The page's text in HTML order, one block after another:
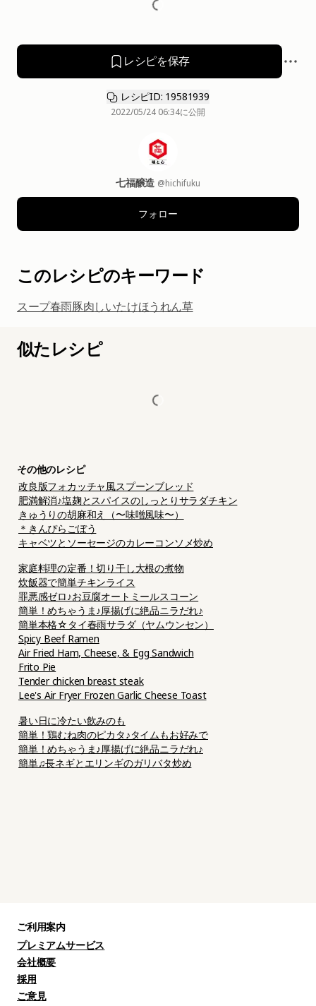
レシピを保存
レシピID: 19581939
七福醸造 @hichifuku
2022/05/24 06:34に公開
フォロー
このレシピのキーワード
スープ春雨豚肉しいたけほうれん草
似たレシピ
その他のレシピ
改良版フォカッチャ風スプーンブレッド
肥満解消♪塩麹とスパイスのしっとりサラダチキン
きゅうりの胡麻和え（〜味噌風味〜）
＊きんぴらごぼう
キャベツとソーセージのカレーコンソメ炒め
家庭料理の定番！切り干し大根の煮物
炊飯器で簡単チキンライス
罪悪感ゼロ♪お豆腐オートミールスコーン
簡単！めちゃうま♪厚揚げに絶品ニラだれ♪
簡単本格☆タイ春雨サラダ（ヤムウンセン）
Spicy Beef Ramen
Air Fried Ham, Cheese, & Egg Sandwich
Frito Pie
Tender chicken breast steak
Lee's Air Fryer Frozen Garlic Cheese Toast
暑い日に冷たい飲みのも
簡単！鶏むね肉のピカタ♪タイムもお好みで
簡単！めちゃうま♪厚揚げに絶品ニラだれ♪
簡単♫長ネギとエリンギのガリバタ炒め
ご利用案内
プレミアムサービス
会社概要
採用
ご意見